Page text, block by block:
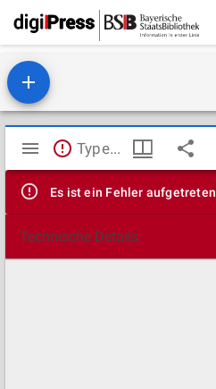
Mirador
Viewer
TypeError: Failed to fetch
Es ist ein Fehler aufgetreten
Technische Details